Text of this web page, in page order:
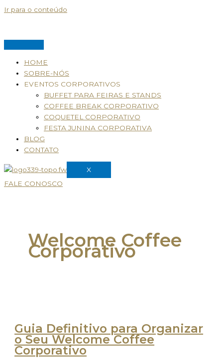
Ir para o conteúdo
HOME
SOBRE-NÓS
EVENTOS CORPORATIVOS
BUFFET PARA FEIRAS E STANDS
COFFEE BREAK CORPORATIVO
COQUETEL CORPORATIVO
FESTA JUNINA CORPORATIVA
BLOG
CONTATO
X
FALE CONOSCO
Welcome Coffee
Corporativo
Guia Definitivo para Organizar
o Seu Welcome Coffee
Corporativo